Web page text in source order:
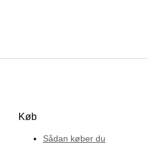
Køb
Sådan køber du